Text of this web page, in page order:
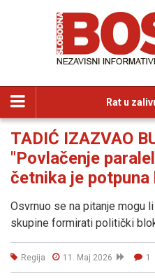
Rat u
TADIĆ IZAZVAO
"Povlačenje
četnika je potpuna
Osvrnuo se na pitanje mogu
skupine formirati politički
Regija 11. Maj 2026 1